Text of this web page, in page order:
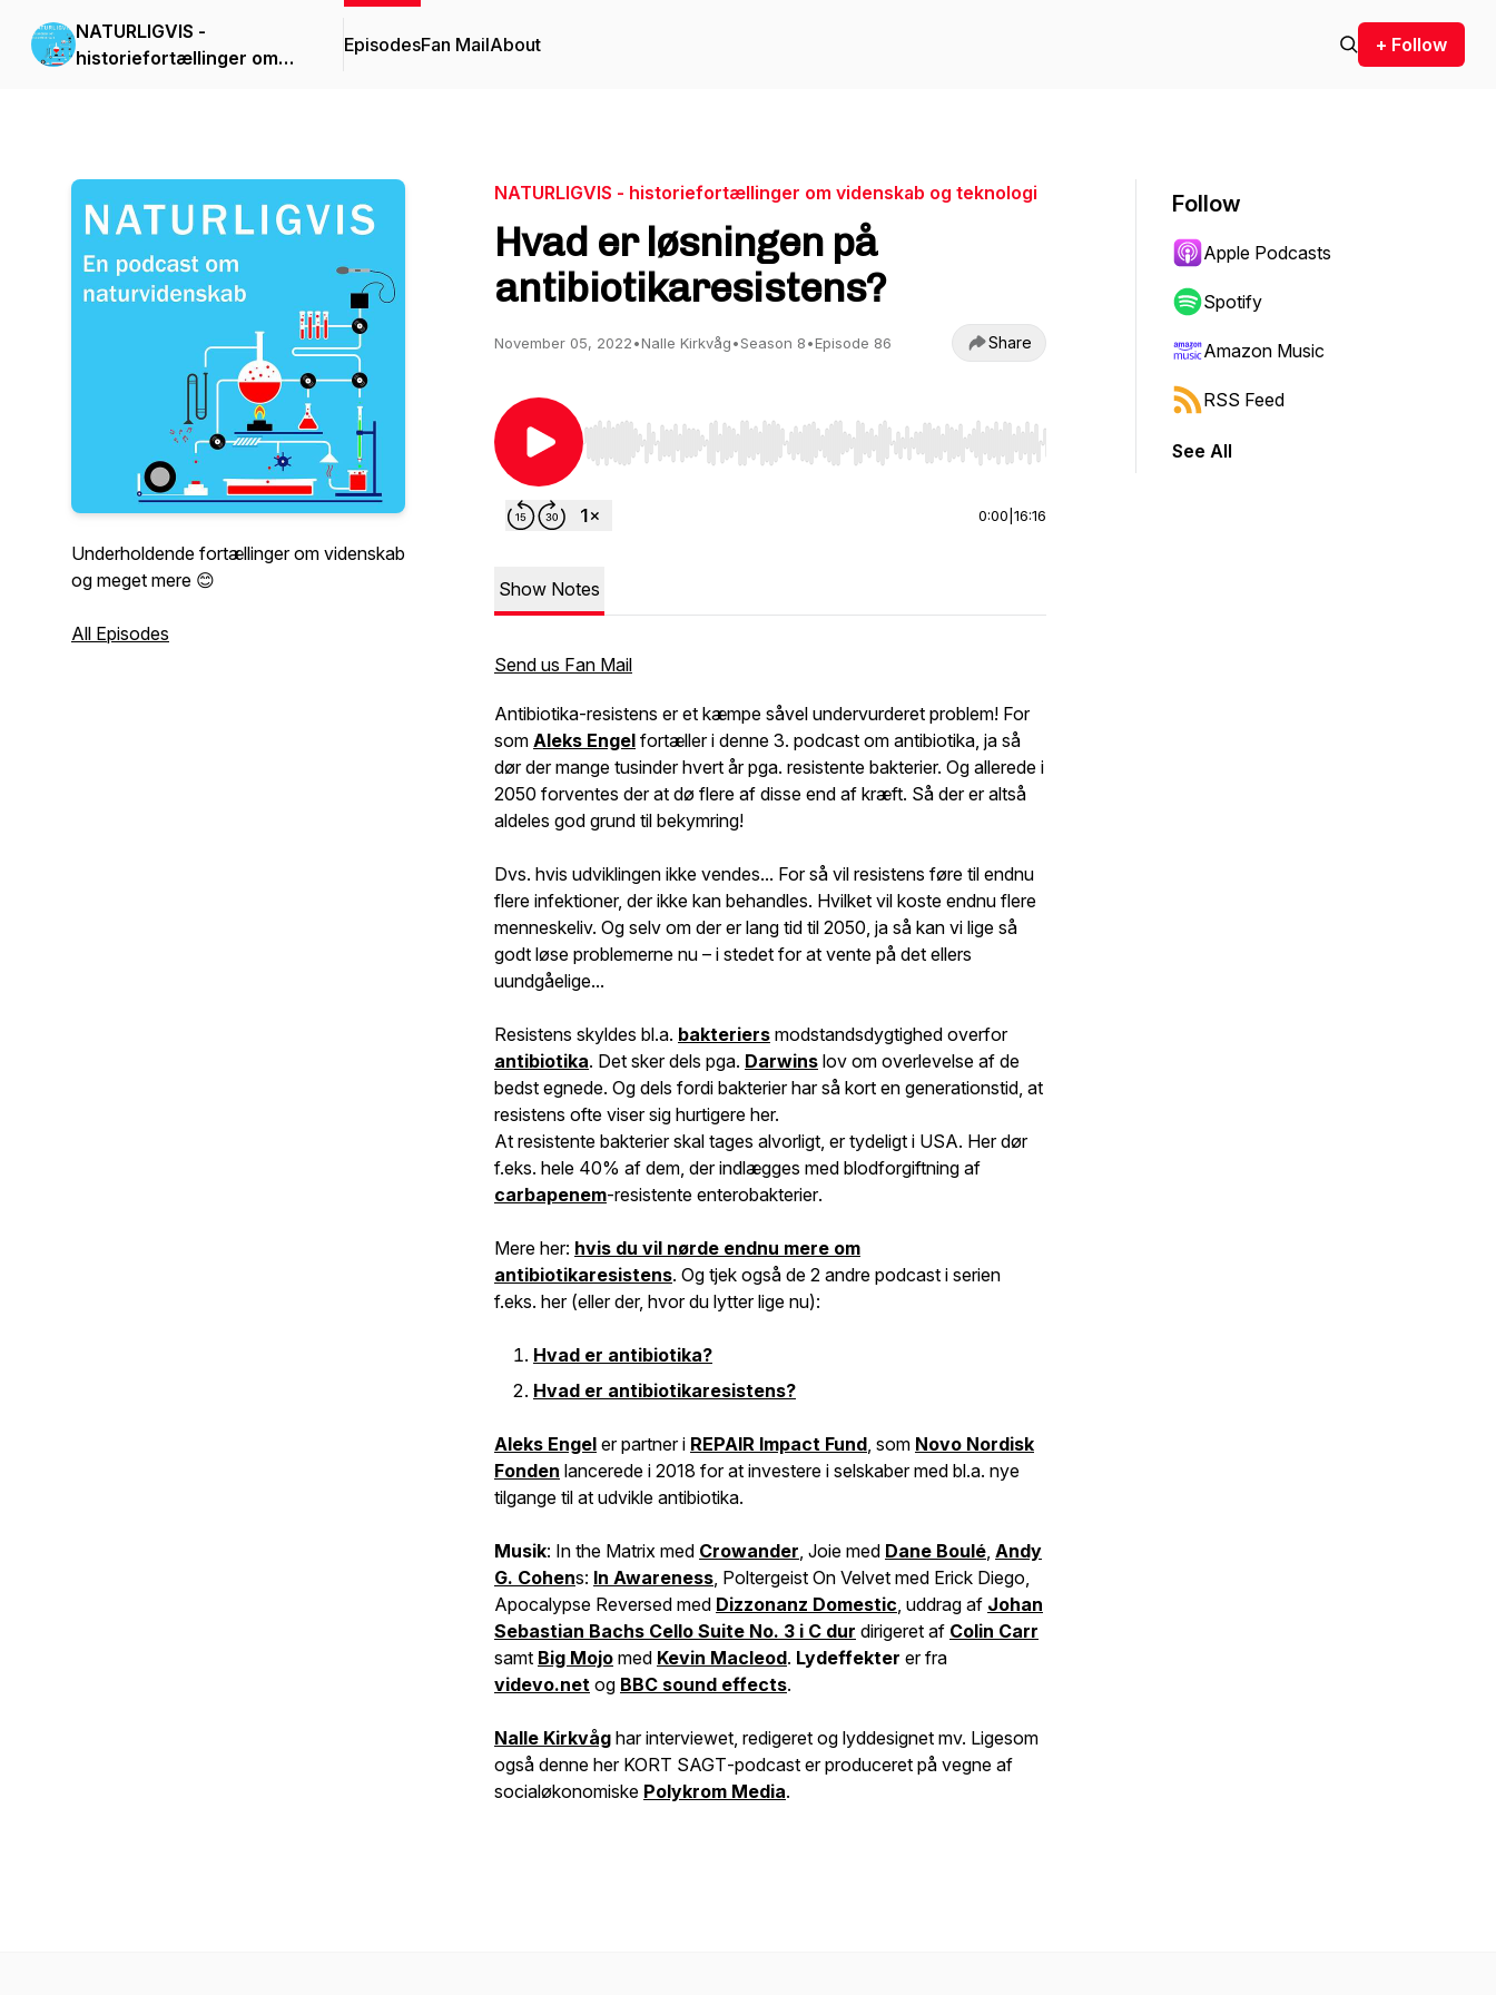
NATURLIGVIS -
historiefortællinger om
EpisodesFan MailAbout + Follow
Underholdende fortællinger om videnskab
og meget mere 😊
All Episodes
NATURLIGVIS - historiefortællinger om videnskab og teknologi
Hvad er løsningen på
antibiotikaresistens?
November 05, 2022•Nalle Kirkvåg•Season 8•Episode 86 Share
Use Left/Right to seek, Home/End to jump to start or end. Hold shift to jump forward or backward.
0:00 16:16
Show Notes
Send us Fan Mail
Antibiotika-resistens er et kæmpe såvel undervurderet problem! For
som Aleks Engel fortæller i denne 3. podcast om antibiotika, ja så
dør der mange tusinder hvert år pga. resistente bakterier. Og allerede i
2050 forventes der at dø flere af disse end af kræft. Så der er altså
aldeles god grund til bekymring!
Dvs. hvis udviklingen ikke vendes... For så vil resistens føre til endnu
flere infektioner, der ikke kan behandles. Hvilket vil koste endnu flere
menneskeliv. Og selv om der er lang tid til 2050, ja så kan vi lige så
godt løse problemerne nu – i stedet for at vente på det ellers
uundgåelige...
Resistens skyldes bl.a. bakteriers modstandsdygtighed overfor
antibiotika. Det sker dels pga. Darwins lov om overlevelse af de
bedst egnede. Og dels fordi bakterier har så kort en generationstid, at
resistens ofte viser sig hurtigere her.
At resistente bakterier skal tages alvorligt, er tydeligt i USA. Her dør
f.eks. hele 40% af dem, der indlægges med blodforgiftning af
carbapenem-resistente enterobakterier.
Mere her: hvis du vil nørde endnu mere om
antibiotikaresistens. Og tjek også de 2 andre podcast i serien
f.eks. her (eller der, hvor du lytter lige nu):
Hvad er antibiotika?
Hvad er antibiotikaresistens?
Aleks Engel er partner i REPAIR Impact Fund, som Novo Nordisk
Fonden lancerede i 2018 for at investere i selskaber med bl.a. nye
tilgange til at udvikle antibiotika.
Musik: In the Matrix med Crowander, Joie med Dane Boulé, Andy
G. Cohens: In Awareness, Poltergeist On Velvet med Erick Diego,
Apocalypse Reversed med Dizzonanz Domestic, uddrag af Johan
Sebastian Bachs Cello Suite No. 3 i C dur dirigeret af Colin Carr
samt Big Mojo med Kevin Macleod. Lydeffekter er fra
videvo.net og BBC sound effects.
Nalle Kirkvåg har interviewet, redigeret og lyddesignet mv. Ligesom
også denne her KORT SAGT-podcast er produceret på vegne af
socialøkonomiske Polykrom Media.
Follow
Apple Podcasts
Spotify
Amazon Music
RSS Feed
See All